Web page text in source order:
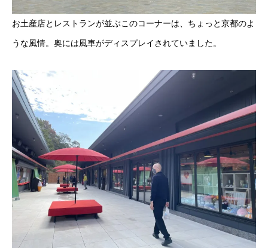
お土産店とレストランが並ぶこのコーナーは、ちょっと京都のよ
うな風情。奥には風車がディスプレイされていました。